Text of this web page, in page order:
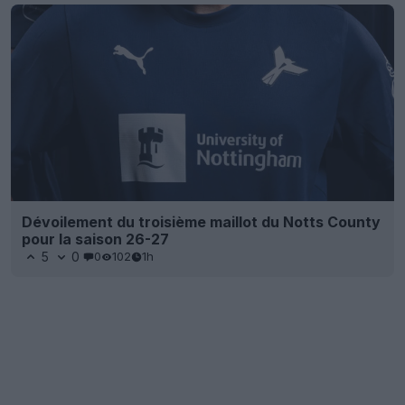
Dévoilement du troisième maillot du Notts County
pour la saison 26-27
5 0 0 102 1h